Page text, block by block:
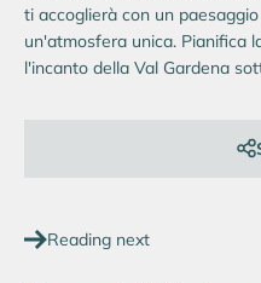
ti accoglierà con un
un'atmosfera unica. Pianifica
l'incanto della Val Gardena
Reading next